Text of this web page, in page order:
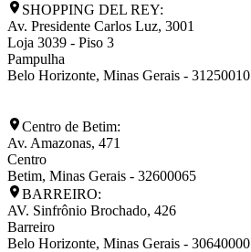
SHOPPING DEL REY:
Av. Presidente Carlos Luz, 3001
Loja 3039 - Piso 3
Pampulha
Belo Horizonte, Minas Gerais - 31250010
Centro de Betim:
Av. Amazonas, 471
Centro
Betim, Minas Gerais - 32600065
BARREIRO:
AV. Sinfrônio Brochado, 426
Barreiro
Belo Horizonte, Minas Gerais - 30640000